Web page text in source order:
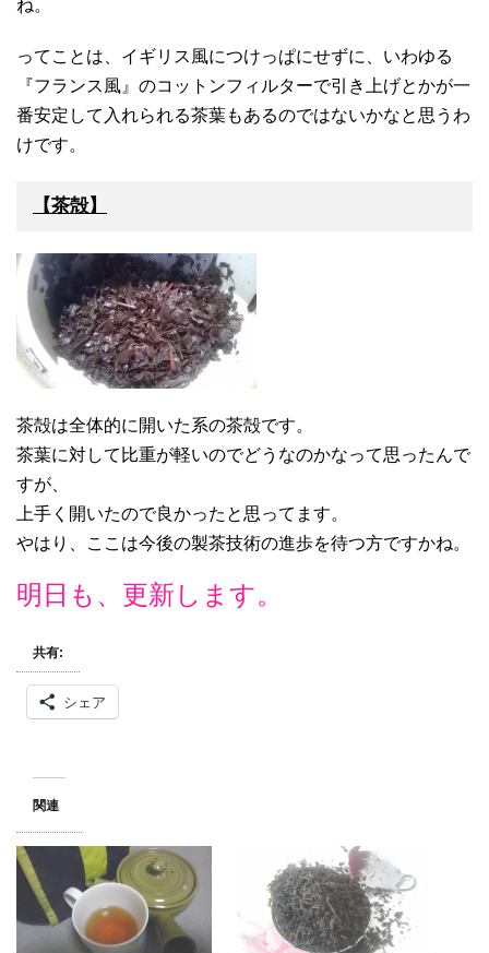
ね。
ってことは、イギリス風につけっぱにせずに、いわゆる
『フランス風』のコットンフィルターで引き上げとかが一
番安定して入れられる茶葉もあるのではないかなと思うわ
けです。
【茶殻】
茶殻は全体的に開いた系の茶殻です。
茶葉に対して比重が軽いのでどうなのかなって思ったんで
すが、
上手く開いたので良かったと思ってます。
やはり、ここは今後の製茶技術の進歩を待つ方ですかね。
明日も、更新します。
共有:
シェア
関連